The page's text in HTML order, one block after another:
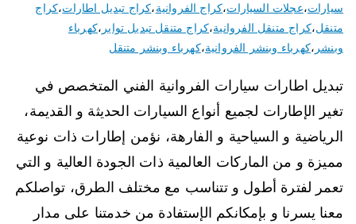
سيارات،عجلات السيارات،كراج الفروانية،كراج تبديل اطارات،كراج
متنقل،كراج متنقل الفروانية،كراج متنقل تبديل تواير ،كهرباء
وبنشر ،كهرباء وبنشر الفروانية،كهرباء وبنشر متنقل
تبديل اطارات سيارات الفروانية الفني المتخصص في
تغير الإطارات لجميع أنواع السيارات الحديثة و القديمة،
الرياضية و السياحية و الفارهة، نؤمن إطارات ذات نوعية
مميزة و من الماركات العالمية ذات الجودة العالية و التي
تعمر لفترة أطول و تتناسب مع مختلف الطرق، تواصلكم
معنا يسرنا و بإمكانكم الإستفادة من خدمتنا على مدار